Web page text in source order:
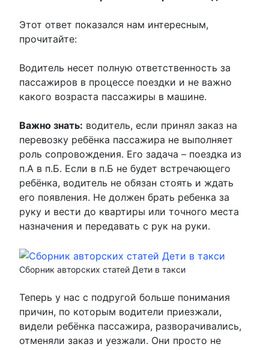
Этот ответ показался нам интересным,
прочитайте:
Водитель несет полную ответственность за
пассажиров в процессе поездки и не важно
какого возраста пассажиры в машине.
Важно знать: водитель, если принял заказ на
перевозку ребёнка пассажира не выполняет
роль сопровождения. Его задача – поездка из
п.А в п.Б. Если в п.Б не будет встречающего
ребёнка, водитель не обязан стоять и ждать
его появления. Не должен брать ребенка за
руку и вести до квартиры или точного места
назначения и передавать с рук на руки.
Сборник авторских статей Дети в такси
Теперь у нас с подругой больше понимания
причин, по которым водители приезжали,
видели ребёнка пассажира, разворачивались,
отменяли заказ и уезжали. Они просто не